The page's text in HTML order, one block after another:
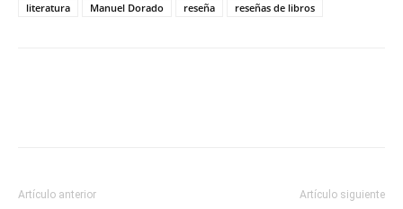
literatura
Manuel Dorado reseña reseñas de libros
Artículo anterior Artículo siguiente